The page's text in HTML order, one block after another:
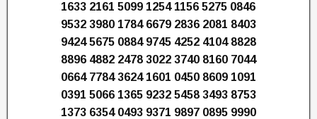
1633 2161 5099 1254 1156 5275 0846
9532 3980 1784 6679 2836 2081 8403
9424 5675 0884 9745 4252 4104 8828
8896 4882 2478 3022 3740 8160 7044
0664 7784 3624 1601 0450 8609 1091
0391 5066 1365 9232 5458 3493 8753
1373 6354 0493 9371 9897 0895 9990